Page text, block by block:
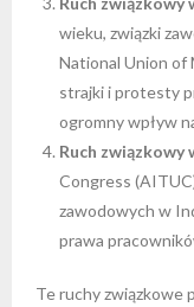
wieku, związki
National Union of
strajki i protesty
ogromny wpływ
Ruch związkowy
Congress
zawodowych w
prawa
Te ruchy związkowe